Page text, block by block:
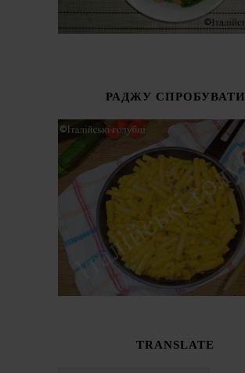
РАДЖУ СПРОБУВАТИ
TRANSLATE